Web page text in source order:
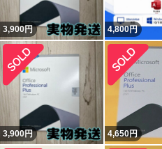
3,900円 4,800円
3,900円 4,650円